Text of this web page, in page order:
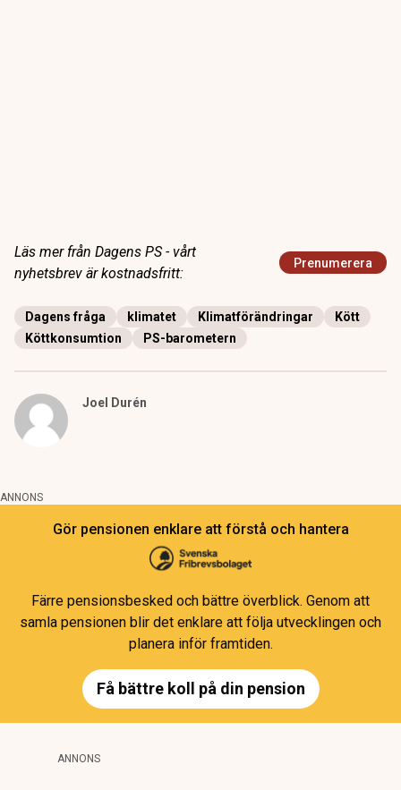
Läs mer från Dagens PS - vårt
nyhetsbrev är kostnadsfritt:
Prenumerera
Dagens fråga klimatet Klimatförändringar
Kött
Köttkonsumtion
PS-barometern
Joel Durén
ANNONS
Gör pensionen enklare att förstå och hantera
Färre pensionsbesked och bättre överblick. Genom att
samla pensionen blir det enklare att följa utvecklingen och
planera inför framtiden.
Få bättre koll på din pension
ANNONS